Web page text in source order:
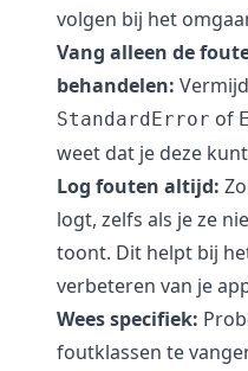
volgen bij het
Vang alleen de
behandelen:
StandardError of
weet dat je deze
Log fouten altijd:
logt, zelfs als je ze
toont. Dit helpt bij
verbeteren van je
Wees specifiek:
foutklassen te